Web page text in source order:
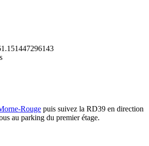
Rouge puis suivez la RD39 en direction
au parking du premier étage.